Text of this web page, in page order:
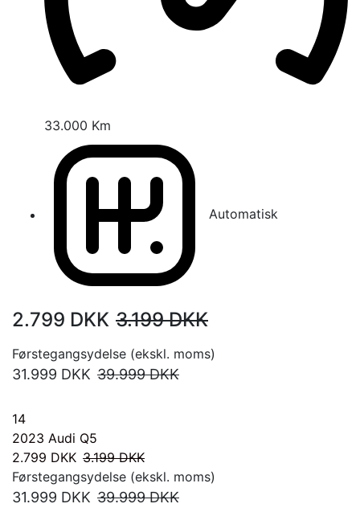
33.000 Km
Automatisk
2.799 DKK 3.199DKK
Førstegangsydelse (ekskl. moms)
31.999 DKK 39.999DKK
14
2023 Audi Q5
2.799 DKK 3.199DKK
Førstegangsydelse (ekskl. moms)
31.999 DKK 39.999DKK